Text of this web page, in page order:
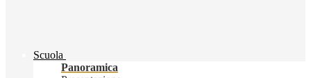
Scuola
Panoramica